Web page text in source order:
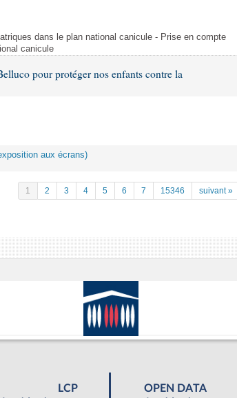
dans le plan national canicule - Prise en compte
canicule
pour protéger nos enfants contre la
aux écrans)
1 2 3 4 5 6 7 15346 suivant »
LCP
OPEN DATA